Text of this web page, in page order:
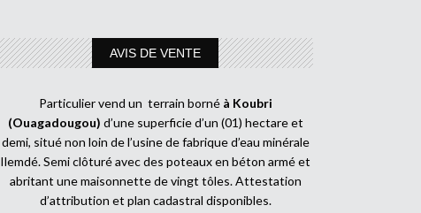
AVIS DE VENTE
Particulier vend un terrain borné à Koubri
(Ouagadougou) d’une superficie d’un (01) hectare et
demi, situé non loin de l’usine de fabrique d’eau minérale
Ilemdé. Semi clôturé avec des poteaux en béton armé et
abritant une maisonnette de vingt tôles. Attestation
d’attribution et plan cadastral disponibles.